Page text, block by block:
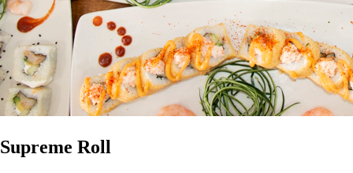
Supreme Roll